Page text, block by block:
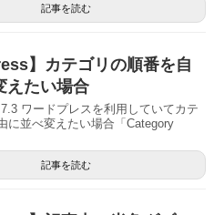
記事を読む
】カテゴリの順番を自
えたい場合
ワードプレスを利用していてカテ
に並べ変えたい場合「Category
記事を読む